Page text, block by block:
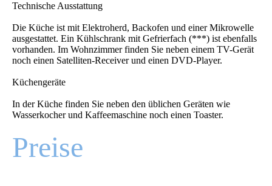
Technische Ausstattung
Die Küche ist mit Elektroherd, Backofen und einer Mikrowelle
ausgestattet. Ein Kühlschrank mit Gefrierfach (***) ist ebenfalls
vorhanden. Im Wohnzimmer finden Sie neben einem TV-Gerät
noch einen Satelliten-Receiver und einen DVD-Player.
Küchengeräte
In der Küche finden Sie neben den üblichen Geräten wie
Wasserkocher und Kaffeemaschine noch einen Toaster.
Preise